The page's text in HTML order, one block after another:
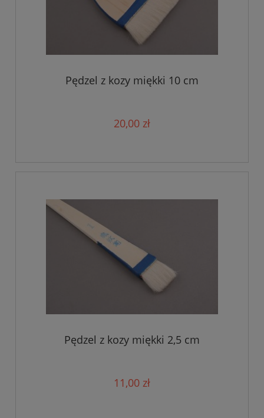
Pędzel z kozy miękki 10 cm
20,00 zł
Pędzel z kozy miękki 2,5 cm
11,00 zł